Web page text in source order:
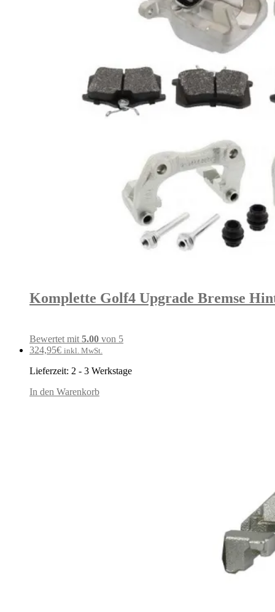
Komplette Golf4 Upgrade Bremse
Bewertet mit5.00 von 5
324,95€ inkl. MwSt.
Lieferzeit: 2 - 3 Werkstage
In den Warenkorb